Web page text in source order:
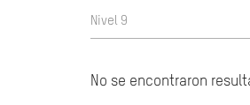
Nivel 9
No se encontraron